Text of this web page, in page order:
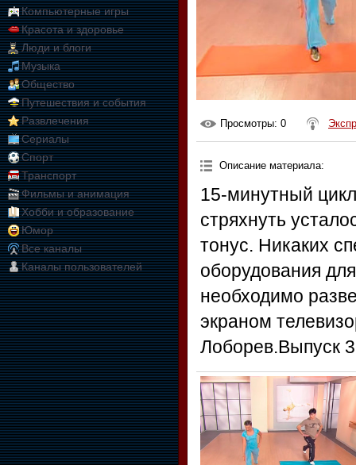
Компьютерные игры
Красота и здоровье
Люди и блоги
Музыка
Общество
Путешествия и события
Развлечения
Сериалы
Спорт
Транспорт
Фильмы и анимация
Хобби и образование
Юмор
Все каналы
Каналы пользователей
Просмотры: 0
Описание материала:
15-минутный
стряхнуть
тонус. Никаких
оборудования
необходимо
экраном
Лоборев.Выпуск